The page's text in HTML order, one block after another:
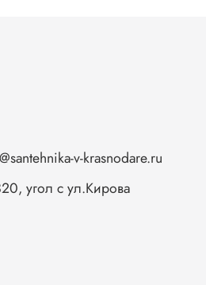
v-krasnodare.ru
угол с ул.Кирова